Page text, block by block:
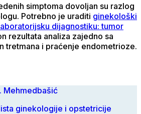
simptoma dovoljan su razlog
Potrebno je uraditi ginekološki
dijagnostiku: tumor
rezultata analiza zajedno sa
tretmana i praćenje endometrioze.
Mehmedbašić
ginekologije i opstetricije